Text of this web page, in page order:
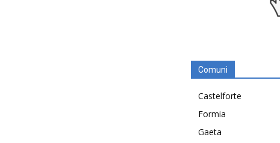
Comuni
Castelforte
Formia
Gaeta